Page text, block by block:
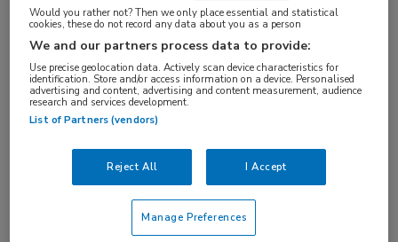
Inleiding
Primaire hyperhidrose (HH) wordt gekenmerkt door
het toegenomen zweten in de afwezigheid van een
fysiologische trigger of onderliggende pathologische
reden. Het ontstaat door overactiviteit van
zenuwbanen die de zweetklieren stimuleren.
Hyperhidrose komt voornamelijk focaal voor, zoals
op de handpalmen, oksels, voetzolen of in de
craniofaciale regionen. De conditie kan een
Would you rather not? Then we only place essential and statistical
cookies, these do not record any data about you as a person
We and our partners process data to provide:
Use precise geolocation data. Actively scan device characteristics for
identification. Store and/or access information on a device. Personalised
advertising and content, advertising and content measurement, audience
research and services development.
List of Partners (vendors)
Reject All I Accept
Manage Preferences